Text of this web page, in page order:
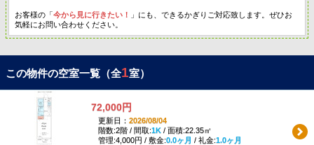
お客様の「今から見に行きたい！
」にも、できるかぎりご対応致します。ぜひお
気軽にお問い合わせください。
この物件の空室一覧（全1室）
72,000円
更新日： 2026/08/04
階数:2階 / 間取:1K/ 面積:22.35㎡
管理:4,000円 / 敷金:0.0ヶ月 / 礼金:1.0ヶ月